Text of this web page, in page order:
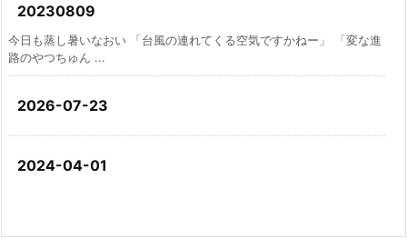
20230809
今日も蒸し暑いなおい 「台風の連れてくる空気ですかねー」 「変な進
路のやつちゅん ...
2026-07-23
2024-04-01